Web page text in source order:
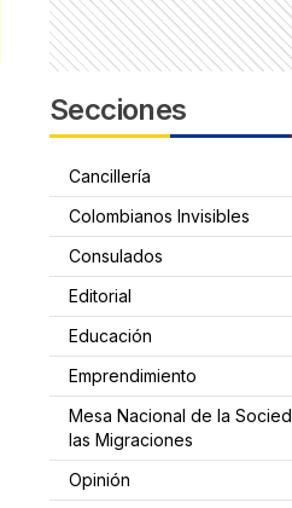
Secciones
Cancillería
Colombianos Invisibles
Consulados
Editorial
Educación
Emprendimiento
Mesa Nacional de la
las Migraciones
Opinión